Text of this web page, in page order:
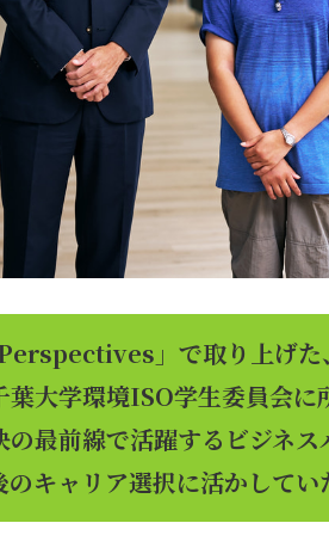
」で取り上げた
大学環境ISO学生委員会に
最前線で活躍するビジネス
キャリア選択に活かしてい